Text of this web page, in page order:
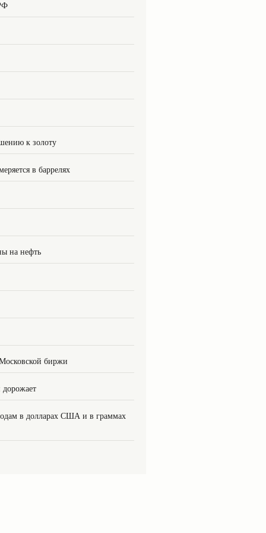
к золоту
в баррелях
на нефть
биржи
в долларах США и в граммах